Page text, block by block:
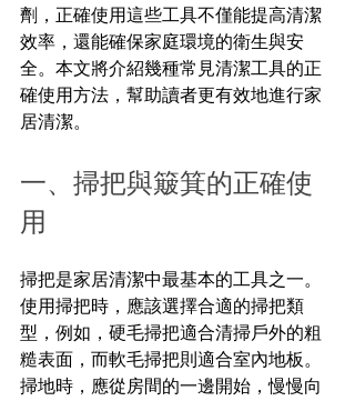
劑，正確使用這些工具不僅能提高清潔
效率，還能確保家庭環境的衛生與安
全。本文將介紹幾種常見清潔工具的正
確使用方法，幫助讀者更有效地進行家
居清潔。
一、掃把與簸箕的正確使
用
掃把是家居清潔中最基本的工具之一。
使用掃把時，應該選擇合適的掃把類
型，例如，硬毛掃把適合清掃戶外的粗
糙表面，而軟毛掃把則適合室內地板。
掃地時，應從房間的一邊開始，慢慢向